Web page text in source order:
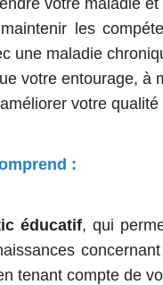
votre maladie
les
une maladie
votre entourage, à
votre qualité
:
éducatif, qui
tenant compte de